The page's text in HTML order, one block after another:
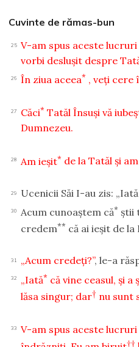
Cuvinte de rămas-bun
25
V-am spus aceste lucruri
vorbi desluşit despre
26 În ziua aceea* , veţi cere
27 Căci* Tatăl Însuşi vă
Dumnezeu.
28 Am ieşit* de la Tatăl şi
29 Ucenicii Săi I-au zis:
30 Acum cunoaştem că* ştii
credem** că ai ieşit de la
31 „Acum credeţi?”, le-a
32 „Iată* că vine ceasul, şi
lăsa singur; dar† nu sunt
33 V-am spus aceste
††